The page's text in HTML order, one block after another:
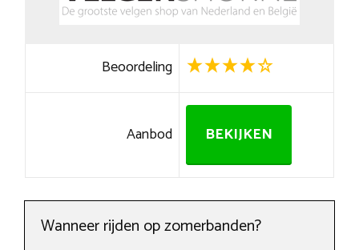
Beoordeling
Aanbod BEKIJKEN
Wanneer rijden op zomerbanden?